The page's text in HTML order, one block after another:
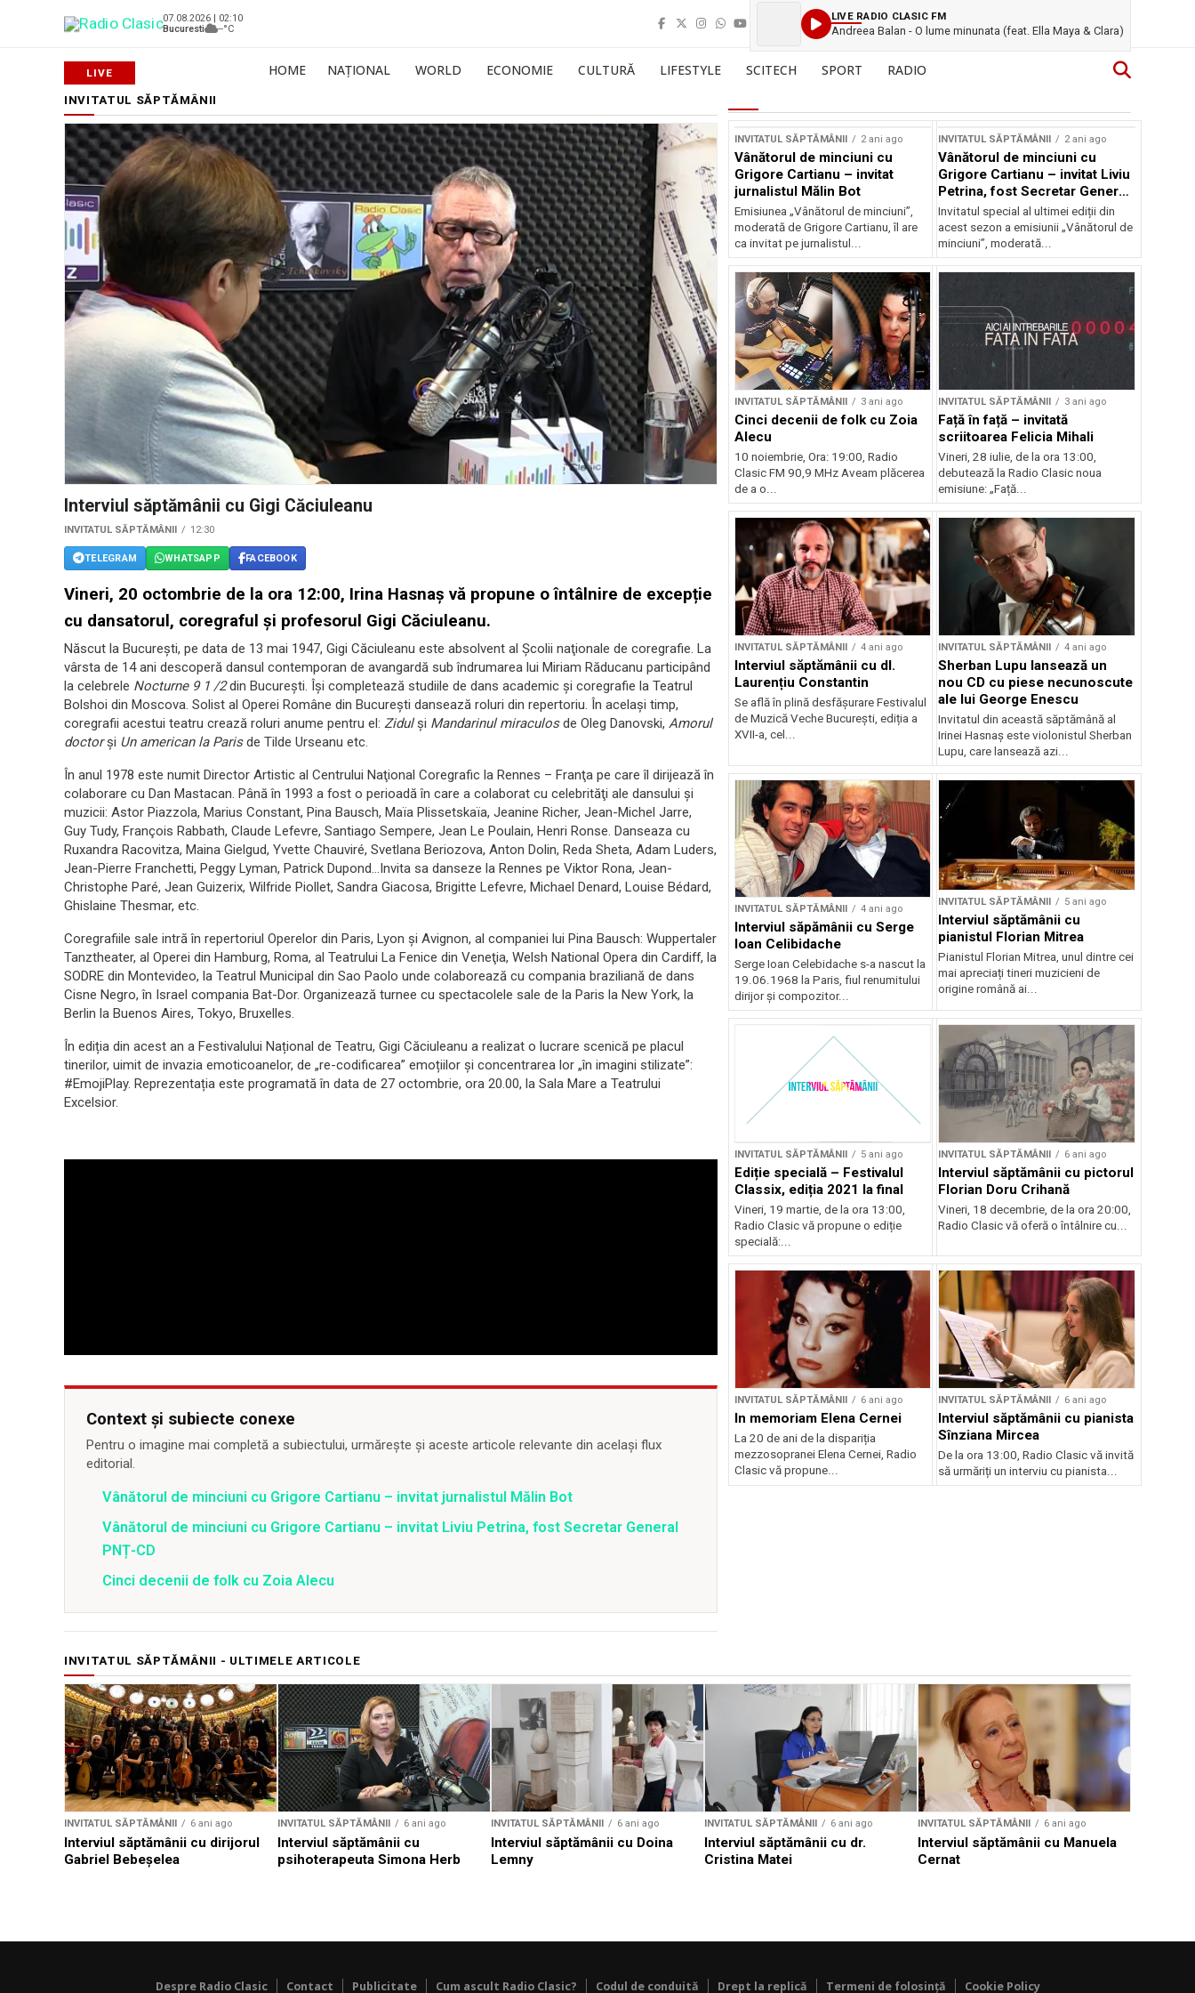
07.08.2026 | 02:10
Bucuresti
--°C
LIVE RADIO CLASIC FM
Andreea Balan - O lume minunata (feat. Ella Maya & Clara)
HOME NAȚIONAL WORLD ECONOMIE CULTURĂ LIFESTYLE SCITECH SPORT RADIO
INVITATUL SĂPTĂMÂNII
Interviul săptămânii cu Gigi Căciuleanu
INVITATUL SĂPTĂMÂNII 12:30
TELEGRAM WHATSAPP FACEBOOK
Vineri, 20 octombrie de la ora 12:00, Irina Hasnaș vă propune o întâlnire de excepție
cu dansatorul, coregraful și profesorul Gigi Căciuleanu.
Născut la Bucureşti, pe data de 13 mai 1947, Gigi Căciuleanu este absolvent al Şcolii naţionale de coregrafie. La
vârsta de 14 ani descoperă dansul contemporan de avangardă sub îndrumarea lui Miriam Răducanu participând
la celebrele Nocturne 9 1 /2din Bucureşti. Îşi completează studiile de dans academic şi coregrafie la Teatrul
Bolshoi din Moscova. Solist al Operei Române din Bucureşti dansează roluri din repertoriu. În acelaşi timp,
coregrafii acestui teatru crează roluri anume pentru el: Zidulşi Mandarinul miraculosde Oleg Danovski, Amorul
doctorşi Un american la Parisde Tilde Urseanu etc.
În anul 1978 este numit Director Artistic al Centrului Naţional Coregrafic la Rennes – Franţa pe care îl dirijează în
colaborare cu Dan Mastacan. Până în 1993 a fost o perioadă în care a colaborat cu celebrităţi ale dansului şi
muzicii: Astor Piazzola, Marius Constant, Pina Bausch, Maïa Plissetskaïa, Jeanine Richer, Jean-Michel Jarre,
Guy Tudy, François Rabbath, Claude Lefevre, Santiago Sempere, Jean Le Poulain, Henri Ronse. Danseaza cu
Ruxandra Racovitza, Maina Gielgud, Yvette Chauviré, Svetlana Beriozova, Anton Dolin, Reda Sheta, Adam Luders,
Jean-Pierre Franchetti, Peggy Lyman, Patrick Dupond…Invita sa danseze la Rennes pe Viktor Rona, Jean-
Christophe Paré, Jean Guizerix, Wilfride Piollet, Sandra Giacosa, Brigitte Lefevre, Michael Denard, Louise Bédard,
Ghislaine Thesmar, etc.
Coregrafiile sale intră în repertoriul Operelor din Paris, Lyon şi Avignon, al companiei lui Pina Bausch: Wuppertaler
Tanztheater, al Operei din Hamburg, Roma, al Teatrului La Fenice din Veneţia, Welsh National Opera din Cardiff, la
SODRE din Montevideo, la Teatrul Municipal din Sao Paolo unde colaborează cu compania braziliană de dans
Cisne Negro, în Israel compania Bat-Dor. Organizează turnee cu spectacolele sale de la Paris la New York, la
Berlin la Buenos Aires, Tokyo, Bruxelles.
În ediția din acest an a Festivalului Național de Teatru, Gigi Căciuleanu a realizat o lucrare scenică pe placul
tinerilor, uimit de invazia emoticoanelor, de „re-codificarea” emoțiilor și concentrarea lor „în imagini stilizate”:
#EmojiPlay. Reprezentația este programată în data de 27 octombrie, ora 20.00, la Sala Mare a Teatrului
Excelsior.
Context și subiecte conexe
Pentru o imagine mai completă a subiectului, urmărește și aceste articole relevante din același flux
editorial.
Vânătorul de minciuni cu Grigore Cartianu – invitat jurnalistul Mălin Bot
Vânătorul de minciuni cu Grigore Cartianu – invitat Liviu Petrina, fost Secretar General
PNȚ-CD
Cinci decenii de folk cu Zoia Alecu
INVITATUL SĂPTĂMÂNII 2 ani ago
Vânătorul de minciuni cu
Grigore Cartianu – invitat
jurnalistul Mălin Bot
Emisiunea „Vânătorul de minciuni”,
moderată de Grigore Cartianu, îl are
ca invitat pe jurnalistul...
INVITATUL SĂPTĂMÂNII 2 ani ago
Vânătorul de minciuni cu
Grigore Cartianu – invitat Liviu
Petrina, fost Secretar General
PNȚ-CD
Invitatul special al ultimei ediții din
acest sezon a emisiunii „Vânătorul de
minciuni”, moderată...
INVITATUL SĂPTĂMÂNII 3 ani ago
Cinci decenii de folk cu Zoia
Alecu
10 noiembrie, Ora: 19:00, Radio
Clasic FM 90,9 MHz Aveam plăcerea
de a o...
INVITATUL SĂPTĂMÂNII 3 ani ago
Față în față – invitată
scriitoarea Felicia Mihali
Vineri, 28 iulie, de la ora 13:00,
debutează la Radio Clasic noua
emisiune: „Față...
INVITATUL SĂPTĂMÂNII 4 ani ago
Interviul săptămânii cu dl.
Laurențiu Constantin
Se află în plină desfășurare Festivalul
de Muzică Veche București, ediția a
XVII-a, cel...
INVITATUL SĂPTĂMÂNII 4 ani ago
Sherban Lupu lansează un
nou CD cu piese necunoscute
ale lui George Enescu
Invitatul din această săptămână al
Irinei Hasnaș este violonistul Sherban
Lupu, care lansează azi...
INVITATUL SĂPTĂMÂNII 4 ani ago
Interviul săpămânii cu Serge
Ioan Celibidache
Serge Ioan Celebidache s-a nascut la
19.06.1968 la Paris, fiul renumitului
dirijor și compozitor...
INVITATUL SĂPTĂMÂNII 5 ani ago
Interviul săptămânii cu
pianistul Florian Mitrea
Pianistul Florian Mitrea, unul dintre cei
mai apreciați tineri muzicieni de
origine română ai...
INVITATUL SĂPTĂMÂNII 5 ani ago
Ediție specială – Festivalul
Classix, ediția 2021 la final
Vineri, 19 martie, de la ora 13:00,
Radio Clasic vă propune o ediție
specială:...
INVITATUL SĂPTĂMÂNII 6 ani ago
Interviul săptămânii cu pictorul
Florian Doru Crihană
Vineri, 18 decembrie, de la ora 20:00,
Radio Clasic vă oferă o întâlnire cu...
INVITATUL SĂPTĂMÂNII 6 ani ago
In memoriam Elena Cernei
La 20 de ani de la dispariția
mezzosopranei Elena Cernei, Radio
Clasic vă propune...
INVITATUL SĂPTĂMÂNII 6 ani ago
Interviul săptămânii cu pianista
Sînziana Mircea
De la ora 13:00, Radio Clasic vă invită
să urmăriți un interviu cu pianista...
INVITATUL SĂPTĂMÂNII - ULTIMELE ARTICOLE
INVITATUL SĂPTĂMÂNII 6 ani ago
Interviul săptămânii cu dirijorul
Gabriel Bebeșelea
INVITATUL SĂPTĂMÂNII 6 ani ago
Interviul săptămânii cu
psihoterapeuta Simona Herb
INVITATUL SĂPTĂMÂNII 6 ani ago
Interviul săptămânii cu Doina
Lemny
INVITATUL SĂPTĂMÂNII 6 ani ago
Interviul săptămânii cu dr.
Cristina Matei
INVITATUL SĂPTĂMÂNII 6 ani ago
Interviul săptămânii cu Manuela
Cernat
Despre Radio Clasic Contact Publicitate Cum ascult Radio Clasic? Codul de conduită Drept la replică Termeni de folosință Cookie Policy